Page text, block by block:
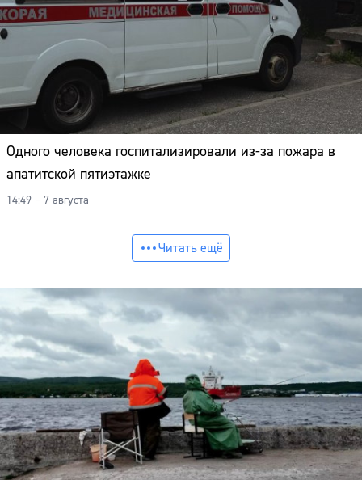
Одного человека госпитализировали из-за пожара в
апатитской пятиэтажке
14:49 – 7 августа
Читать ещё